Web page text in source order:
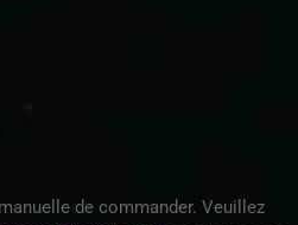
de commander. Veuillez